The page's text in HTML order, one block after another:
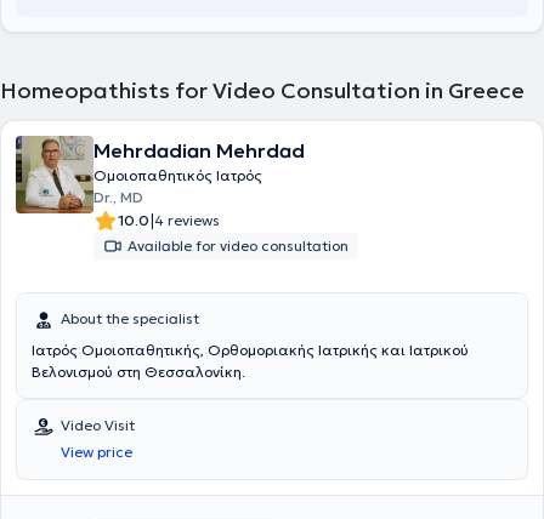
postoperative states. Homeopathic medicines can assist in
numerous pathological conditions across all body systems, whether
physical or mental illnesses.
Homeopathists for Video Consultation in Greece
Mehrdadian Mehrdad
Ομοιοπαθητικός Ιατρός
Dr., MD
10.0|4 reviews
Available for video consultation
About the specialist
Ιατρός Ομοιοπαθητικής, Ορθομοριακής Ιατρικής και Ιατρικού
Βελονισμού στη Θεσσαλονίκη.
Video Visit
View price